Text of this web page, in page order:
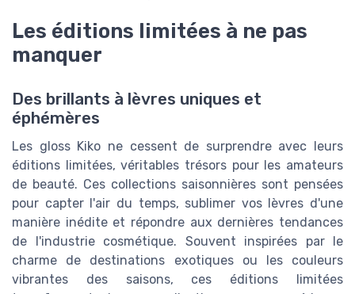
Les éditions limitées à ne pas
manquer
Des brillants à lèvres uniques et
éphémères
Les gloss Kiko ne cessent de surprendre avec leurs
éditions limitées, véritables trésors pour les amateurs
de beauté. Ces collections saisonnières sont pensées
pour capter l'air du temps, sublimer vos lèvres d'une
manière inédite et répondre aux dernières tendances
de l'industrie cosmétique. Souvent inspirées par le
charme de destinations exotiques ou les couleurs
vibrantes des saisons, ces éditions limitées